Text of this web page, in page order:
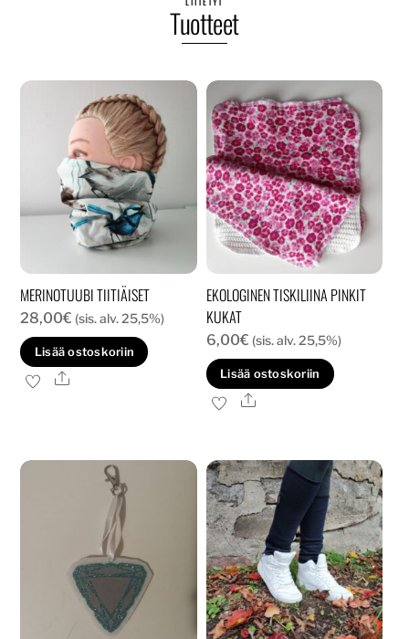
Tuotteet
MERINOTUUBI TIITIÄISET
28,00€ (sis. alv. 25,5%)
Lisää ostoskoriin
Ale
EKOLOGINEN TISKILIINA PINKIT
KUKAT
6,00€ (sis. alv. 25,5%)
Lisää ostoskoriin
Ale